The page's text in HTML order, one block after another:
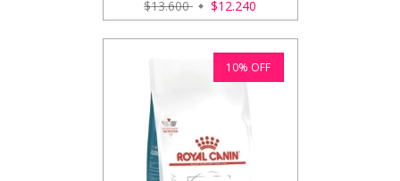
$13.600
$12.240
10% OFF